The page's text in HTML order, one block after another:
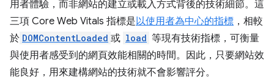
用者體驗，而非網站的建立或載入方式背後的技術細節。這
三項 Core Web Vitals 指標是以使用者為中心的指標 ，相較
於 DOMContentLoaded 或 load 等現有技術指標，可衡量
與使用者感受到的網頁效能相關的時間。因此，只要網站效
能良好，用來建構網站的技術就不會影響評分。